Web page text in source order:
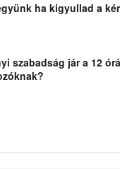
ha kigyullad a
szabadság jár a 12